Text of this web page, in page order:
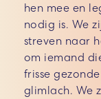
hen mee en
nodig is. We
streven naar
om iemand
frisse
glimlach. We